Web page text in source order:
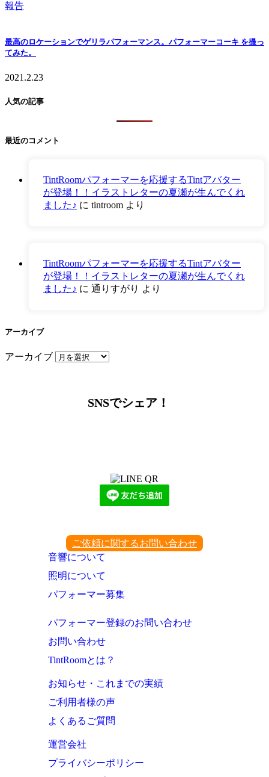
報告
最高のロケーションでゲリラパフォーマンス。パフォーマーコーキ を撮っ
てみた。
2021.2.23
人気の記事
最近のコメント
TintRoomパフォーマーを応援するTintアバター
が登場！！イラストレターの夏瀬が生んでくれ
ました♪ に tintroom より
TintRoomパフォーマーを応援するTintアバター
が登場！！イラストレターの夏瀬が生んでくれ
ました♪ に 通りすがり より
アーカイブ
アーカイブ
SNSでシェア！
ご依頼に関するお問い合わせ
音響について
照明について
パフォーマー募集
パフォーマー登録のお問い合わせ
お問い合わせ
TintRoomとは？
お知らせ・これまでの実績
ご利用者様の声
よくあるご質問
運営会社
プライバシーポリシー